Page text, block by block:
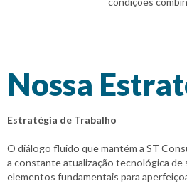
Nossa
Estratégia de Trabalho
O diálogo fluido que mantém a ST
a constante atualização tecnológica de
elementos fundamentais para